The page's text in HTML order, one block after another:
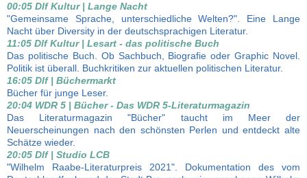
00:05 Dlf Kultur | Lange Nacht
"Gemeinsame Sprache, unterschiedliche Welten?". Eine Lange
Nacht über Diversity in der deutschsprachigen Literatur.
11:05 Dlf Kultur | Lesart - das politische Buch
Das politische Buch. Ob Sachbuch, Biografie oder Graphic Novel.
Politik ist überall. Buchkritiken zur aktuellen politischen Literatur.
16:05 Dlf | Büchermarkt
Bücher für junge Leser.
20:04 WDR 5 | Bücher - Das WDR 5-Literaturmagazin
Das Literaturmagazin "Bücher" taucht im Meer der
Neuerscheinungen nach den schönsten Perlen und entdeckt alte
Schätze wieder.
20:05 Dlf | Studio LCB
"Wilhelm Raabe-Literaturpreis 2021". Dokumentation des vom